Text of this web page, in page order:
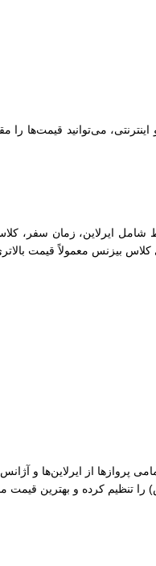
می‌توانید قیمت‌ها را
شامل ایرلاین، زمان سفر،
بیزنس معمولاً قیمت
پروازها از ایرلاین‌ها و
تنظیم کرده و بهترین قیمت